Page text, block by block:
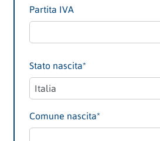
Partita IVA
Stato nascita*
Comune nascita*